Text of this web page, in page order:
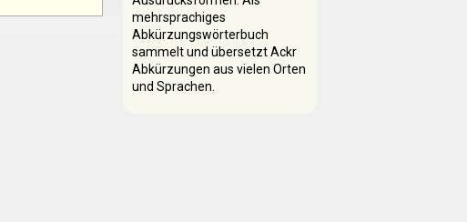
mehrsprachiges
Abkürzungswörterbuch
sammelt und übersetzt Ackr
Abkürzungen aus vielen Orten
und Sprachen.